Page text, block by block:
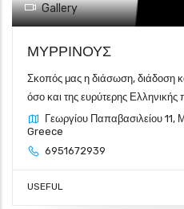
Gallery
ΜΥΡΡΙΝΟΥΣ
Σκοπός μας η διάσωση, διάδοση
όσο και της ευρύτερης
Γεωργίου Παπαβασιλείου
Greece
6951672939
USEFUL